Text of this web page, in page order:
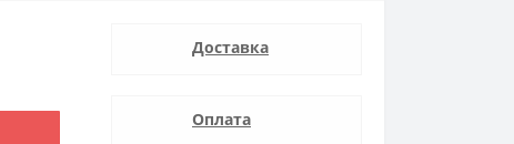
Доставка
Оплата